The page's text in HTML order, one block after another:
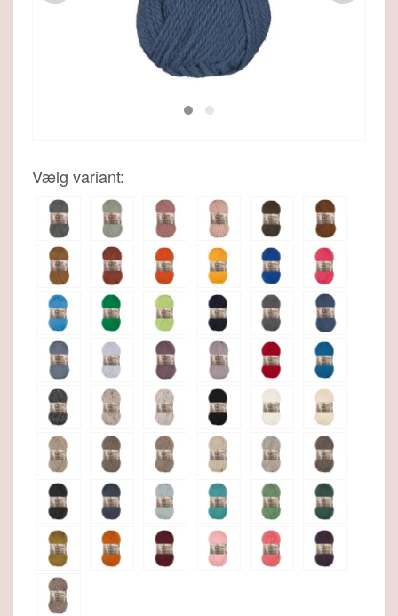
Viking Maskemarkør, fra Viking
36,00 DKK
Vælg variant: